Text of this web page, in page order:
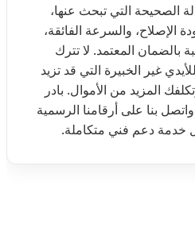
الصحيحة التي تبحث عنها،
الإصلاح، والسرعة الفائقة،
بالضمان المعتمد. لا تترك
غير الخبيرة التي قد تزيد
المزيد من الأموال. بادر
بنا على أرقامنا الرسمية
خدمة دعم فني متكاملة.